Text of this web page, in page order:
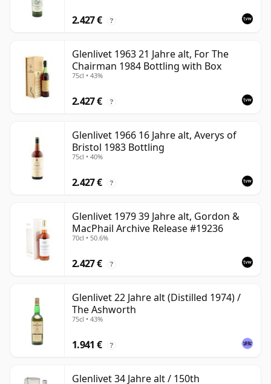
2.427 € ?
Glenlivet 1963 21 Jahre alt, For The
Chairman 1984 Bottling with Box
75cl • 43%
2.427 € ?
Glenlivet 1966 16 Jahre alt, Averys of
Bristol 1983 Bottling
75cl • 40%
2.427 € ?
Glenlivet 1979 39 Jahre alt, Gordon &
MacPhail Archive Release #19236
70cl • 50.6%
2.427 € ?
Glenlivet 22 Jahre alt (Distilled 1974) /
The Ashworth
75cl • 43%
1.941 € ?
Glenlivet 34 Jahre alt / 150th